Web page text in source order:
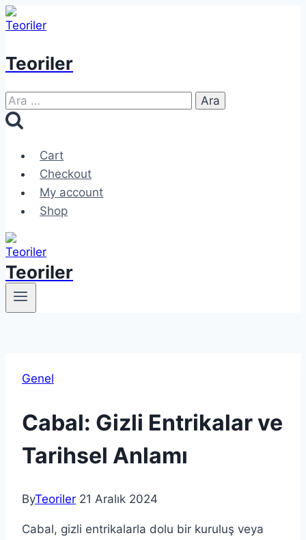
Skip
to
Teoriler
Arama:
Cart
Checkout
My account
Shop
Teoriler
Genel
Cabal: Gizli Entrikalar ve
Tarihsel Anlamı
ByTeoriler 21 Aralık 2024
Cabal, gizli entrikalarla dolu bir kuruluş veya